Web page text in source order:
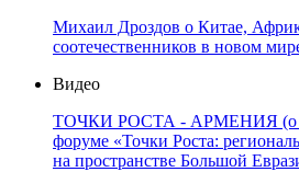
Михаил Дроздов о Китае,
соотечественников в новом
Видео
ТОЧКИ РОСТА - АРМЕНИЯ (о
форуме «Точки Роста:
на пространстве Большой